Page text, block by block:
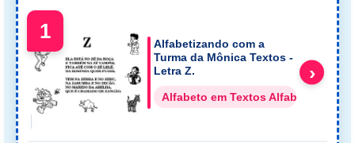
1
Alfabetizando com a
Turma da Mônica Textos -
Letra Z.
Alfabeto em Textos Alfabetos
›